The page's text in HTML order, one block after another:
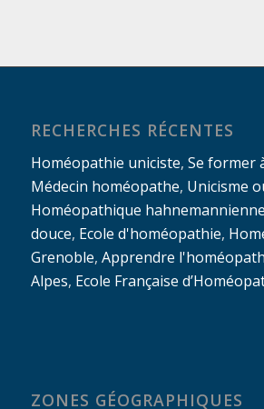
RECHERCHES RÉCENTES
Homéopathie uniciste, Se former
Médecin homéopathe, Unicisme
Homéopathique hahnemannienne
douce, Ecole d'homéopathie,
Grenoble, Apprendre
Alpes, Ecole Française
ZONES GÉOGRAPHIQUES